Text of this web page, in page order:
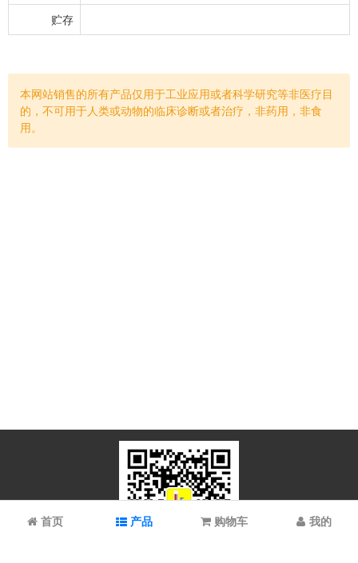
贮存
本网站销售的所有产品仅用于工业应用或者科学研究等非医疗目
的，不可用于人类或动物的临床诊断或者治疗，非药用，非食
用。
首页 产品 购物车 我的